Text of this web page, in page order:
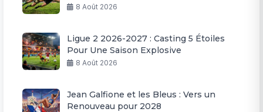
8 Août 2026
Ligue 2 2026-2027 : Casting 5 Étoiles
Pour Une Saison Explosive
8 Août 2026
Jean Galfione et les Bleus : Vers un
Renouveau pour 2028